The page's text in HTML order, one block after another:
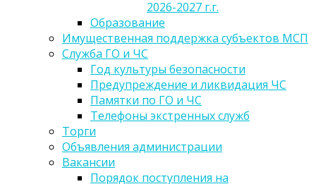
2026-2027 г.г.
Образование
Имущественная поддержка субъектов МСП
Служба ГО и ЧС
Год культуры безопасности
Предупреждение и ликвидация ЧС
Памятки по ГО и ЧС
Телефоны экстренных служб
Торги
Объявления администрации
Вакансии
Порядок поступления на